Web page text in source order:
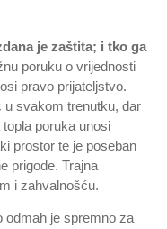
je zaštita; i tko ga
poruku o vrijednosti
pravo prijateljstvo.
u svakom trenutku, dar
poruka unosi
prostor te je poseban
prigode. Trajna
i zahvalnošću.
odmah je spremno za